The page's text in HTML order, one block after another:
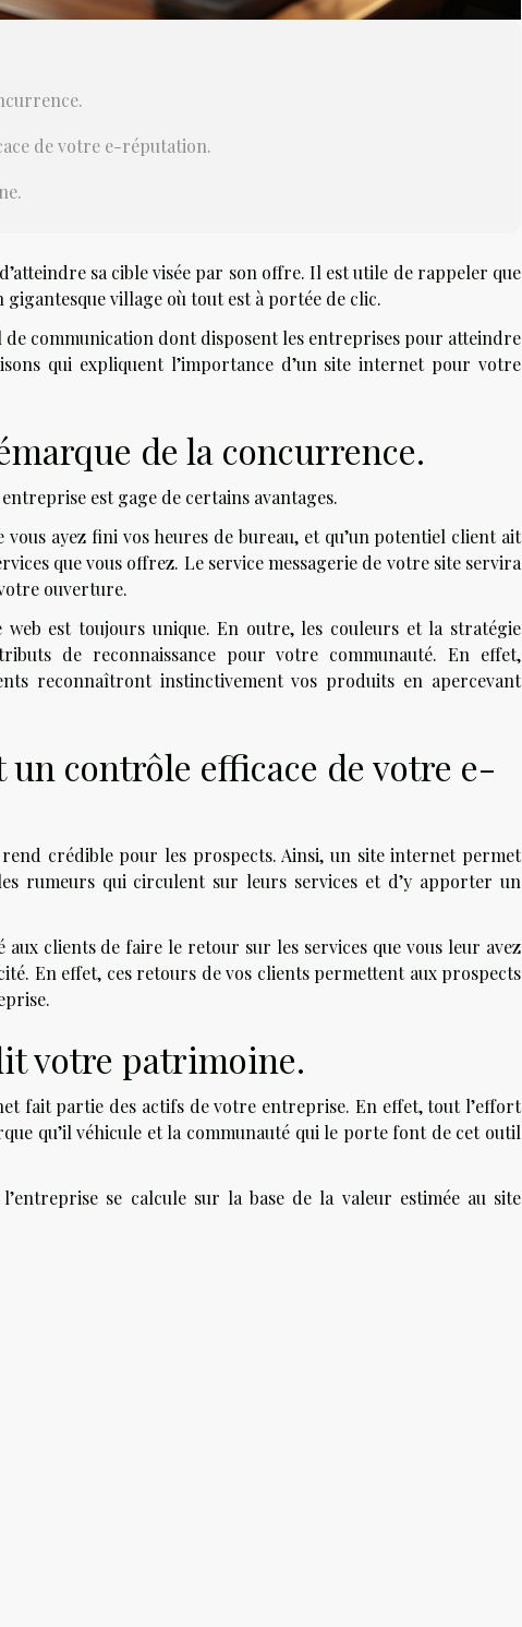
de votre e-réputation.
sa cible visée par son offre. Il est utile de rappeler que
village où tout est à portée de clic.
communication dont disposent les entreprises pour atteindre
qui expliquent l’importance d’un site internet pour votre
de la concurrence.
est gage de certains avantages.
ayez fini vos heures de bureau, et qu’un potentiel client ait
que vous offrez. Le service messagerie de votre site servira
ouverture.
est toujours unique. En outre, les couleurs et la stratégie
de reconnaissance pour votre communauté. En effet,
reconnaîtront instinctivement vos produits en apercevant
contrôle efficace de votre e-
crédible pour les prospects. Ainsi, un site internet permet
rumeurs qui circulent sur leurs services et d’y apporter un
clients de faire le retour sur les services que vous leur avez
En effet, ces retours de vos clients permettent aux prospects
votre patrimoine.
fait partie des actifs de votre entreprise. En effet, tout l’effort
qu’il véhicule et la communauté qui le porte font de cet outil
se calcule sur la base de la valeur estimée au site